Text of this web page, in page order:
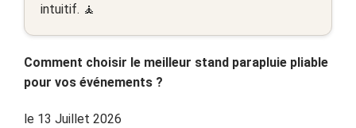
intuitif. 🧘
Comment choisir le meilleur stand parapluie pliable
pour vos événements ?
le 13 Juillet 2026